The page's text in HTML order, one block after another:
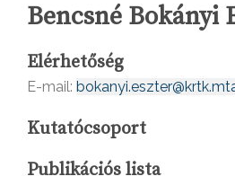
Bencsné Bokányi
Elérhetőség
E-mail:
Kutatócsoport
Publikációs lista